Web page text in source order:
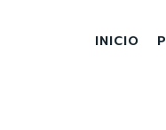
INICIO